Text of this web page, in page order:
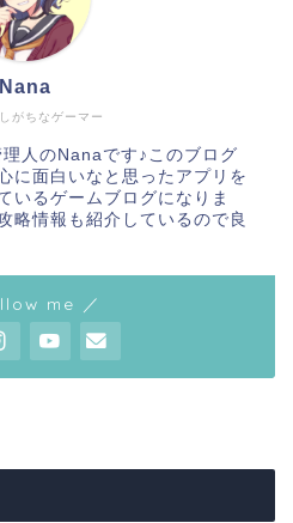
がちなゲーマー
Nana
人のNanaです♪このブログ
に面白いなと思ったアプリを
いるゲームブログになりま
略情報も紹介しているので良
me ／